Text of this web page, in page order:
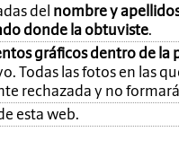
del nombre y
donde la obtuviste.
gráficos dentro de la
Todas las fotos en las
rechazada y no
esta web.